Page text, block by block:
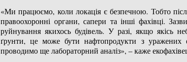
«Ми працюємо, коли локація є безпечною. Тобто
правоохоронні органи, сапери та інші фахівці.
руйнування якихось будівель. У разі, якщо якісь
ґрунти, це може бути нафтопродукти з уражених
проводимо ще лабораторний аналіз», – каже